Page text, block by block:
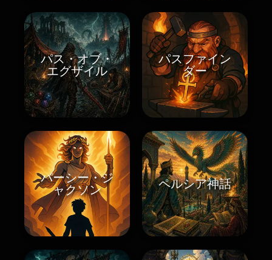
パス・オブ・
エグザイル
パスファイン
ダー
パーシー・ジ
ャクソン
ペルシア神話